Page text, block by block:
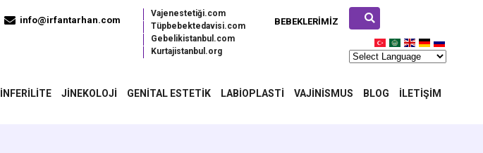
BEBEKLERIMIZ
Vajenestetiği.com
Tüpbebektedavisi.com
Gebelikistanbul.com
Kurtajistanbul.org
info@irfantarhan.com
İNFERILITE JINEKOLOJI GENITAL ESTETIK LABIOPLASTI VAJINISMUS BLOG İLETIŞIM